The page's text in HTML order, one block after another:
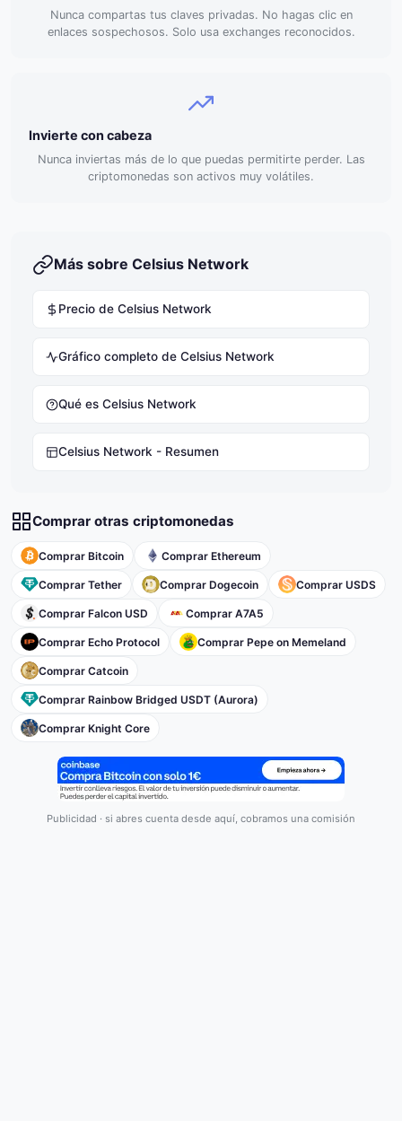
Nunca compartas tus claves privadas. No hagas clic en
enlaces sospechosos. Solo usa exchanges reconocidos.
Invierte con cabeza
Nunca inviertas más de lo que puedas permitirte perder. Las
criptomonedas son activos muy volátiles.
Más sobre Celsius Network
Precio de Celsius Network
Gráfico completo de Celsius Network
Qué es Celsius Network
Celsius Network - Resumen
Comprar otras criptomonedas
Comprar Bitcoin Comprar Ethereum
Comprar Tether Comprar Dogecoin Comprar USDS
Comprar Falcon USD Comprar A7A5
Comprar Echo Protocol Comprar Pepe on Memeland
Comprar Catcoin
Comprar Rainbow Bridged USDT (Aurora)
Comprar Knight Core
Publicidad · si abres cuenta desde aquí, cobramos una comisión